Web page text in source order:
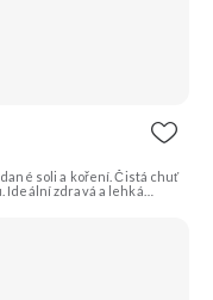
soli a koření. Čistá chuť
Ideální zdravá a lehká